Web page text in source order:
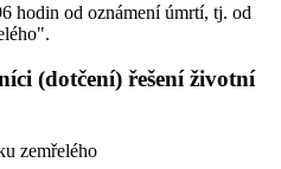
hodin od oznámení úmrtí, tj. od
(dotčení) řešení životní
zemřelého